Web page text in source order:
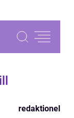
redaktionel